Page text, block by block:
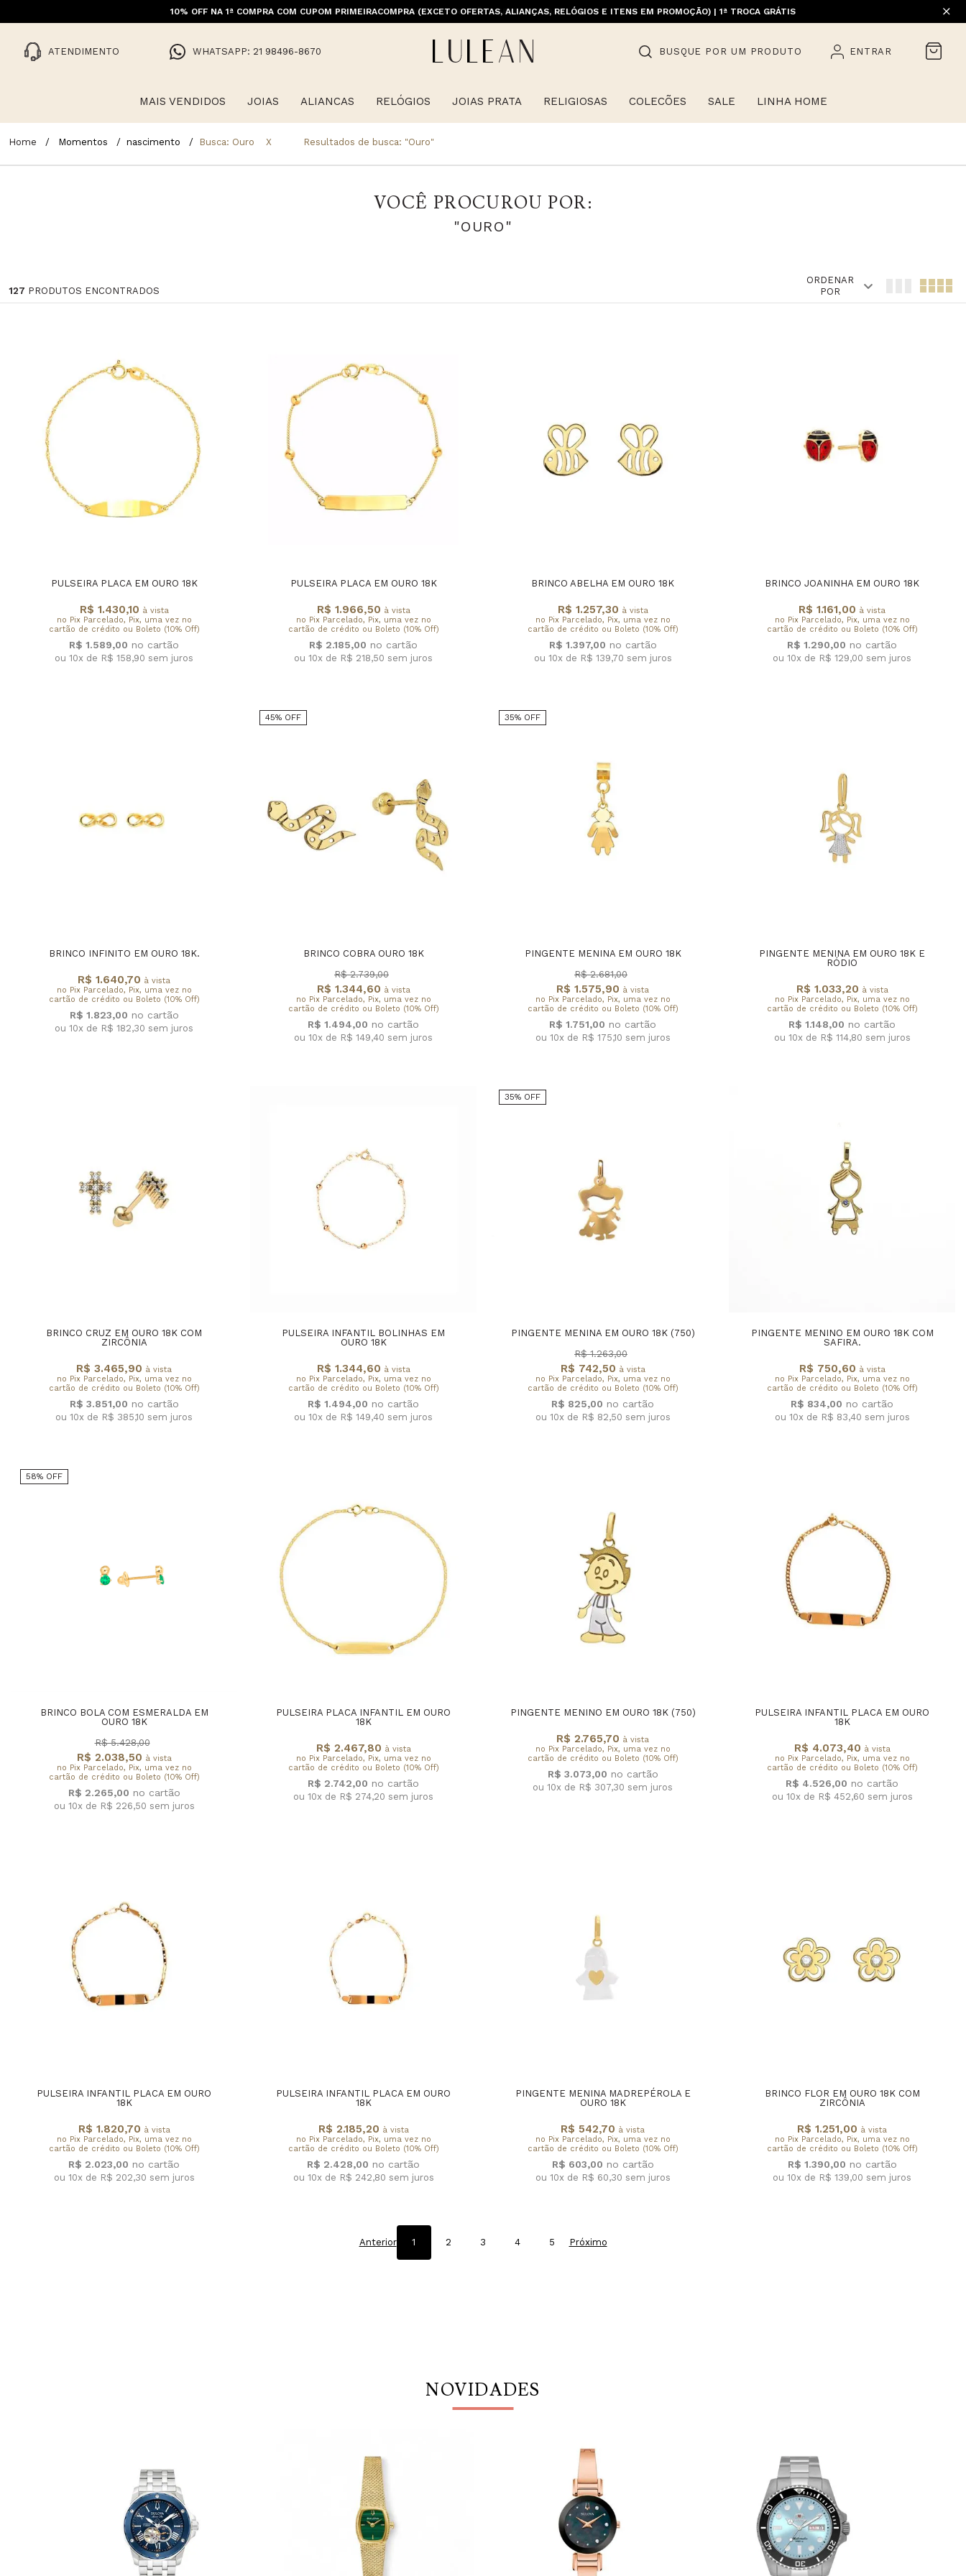
10% OFF NA 1ª COMPRA COM CUPOM PRIMEIRACOMPRA (EXCETO OFERTAS, ALIANÇAS, RELÓGIOS E ITENS EM PROMOÇÃO) | 1ª TROCA GRÁTIS
ATENDIMENTO WHATSAPP: 21 98496-8670 BUSQUE POR UM PRODUTO ENTRAR
MAIS VENDIDOS JOIAS ALIANCAS RELÓGIOS JOIAS PRATA RELIGIOSAS COLECÕES SALE LINHA HOME
Momentos nascimento Busca: Ouro X Resultados de busca: "ouro"
VOCÊ PROCUROU POR:
"OURO"
127 PRODUTOS ENCONTRADOS
ORDENAR
POR
PULSEIRA PLACA EM OURO 18K
R$ 1.430,10 à vista
no Pix Parcelado, Pix, uma vez no
cartão de crédito ou Boleto (10% Off)
R$ 1.589,00
ou 10x de R$ 158,90 sem juros
PULSEIRA PLACA EM OURO 18K
R$ 1.966,50 à vista
no Pix Parcelado, Pix, uma vez no
cartão de crédito ou Boleto (10% Off)
R$ 2.185,00
ou 10x de R$ 218,50 sem juros
BRINCO ABELHA EM OURO 18K
R$ 1.257,30 à vista
no Pix Parcelado, Pix, uma vez no
cartão de crédito ou Boleto (10% Off)
R$ 1.397,00
ou 10x de R$ 139,70 sem juros
BRINCO JOANINHA EM OURO 18K
R$ 1.161,00 à vista
no Pix Parcelado, Pix, uma vez no
cartão de crédito ou Boleto (10% Off)
R$ 1.290,00
ou 10x de R$ 129,00 sem juros
BRINCO INFINITO EM OURO 18K.
R$ 1.640,70 à vista
no Pix Parcelado, Pix, uma vez no
cartão de crédito ou Boleto (10% Off)
R$ 1.823,00
ou 10x de R$ 182,30 sem juros
45% OFF
BRINCO COBRA OURO 18K
R$ 1.344,60 à vista
no Pix Parcelado, Pix, uma vez no
cartão de crédito ou Boleto (10% Off)
R$ 2.739,00
R$ 1.494,00
ou 10x de R$ 149,40 sem juros
35% OFF
PINGENTE MENINA EM OURO 18K
R$ 1.575,90 à vista
no Pix Parcelado, Pix, uma vez no
cartão de crédito ou Boleto (10% Off)
R$ 2.681,00
R$ 1.751,00
ou 10x de R$ 175,10 sem juros
PINGENTE MENINA EM OURO 18K E
RÓDIO
R$ 1.033,20 à vista
no Pix Parcelado, Pix, uma vez no
cartão de crédito ou Boleto (10% Off)
R$ 1.148,00
ou 10x de R$ 114,80 sem juros
BRINCO CRUZ EM OURO 18K COM
ZIRCÔNIA
R$ 3.465,90 à vista
no Pix Parcelado, Pix, uma vez no
cartão de crédito ou Boleto (10% Off)
R$ 3.851,00
ou 10x de R$ 385,10 sem juros
PULSEIRA INFANTIL BOLINHAS EM
OURO 18K
R$ 1.344,60 à vista
no Pix Parcelado, Pix, uma vez no
cartão de crédito ou Boleto (10% Off)
R$ 1.494,00
ou 10x de R$ 149,40 sem juros
35% OFF
PINGENTE MENINA EM OURO 18K (750)
R$ 742,50 à vista
no Pix Parcelado, Pix, uma vez no
cartão de crédito ou Boleto (10% Off)
R$ 1.263,00
R$ 825,00
ou 10x de R$ 82,50 sem juros
PINGENTE MENINO EM OURO 18K COM
SAFIRA.
R$ 750,60 à vista
no Pix Parcelado, Pix, uma vez no
cartão de crédito ou Boleto (10% Off)
R$ 834,00
ou 10x de R$ 83,40 sem juros
58% OFF
BRINCO BOLA COM ESMERALDA EM
OURO 18K
R$ 2.038,50 à vista
no Pix Parcelado, Pix, uma vez no
cartão de crédito ou Boleto (10% Off)
R$ 5.428,00
R$ 2.265,00
ou 10x de R$ 226,50 sem juros
PULSEIRA PLACA INFANTIL EM OURO
18K
R$ 2.467,80 à vista
no Pix Parcelado, Pix, uma vez no
cartão de crédito ou Boleto (10% Off)
R$ 2.742,00
ou 10x de R$ 274,20 sem juros
PINGENTE MENINO EM OURO 18K (750)
R$ 2.765,70 à vista
no Pix Parcelado, Pix, uma vez no
cartão de crédito ou Boleto (10% Off)
R$ 3.073,00
ou 10x de R$ 307,30 sem juros
PULSEIRA INFANTIL PLACA EM OURO
18K
R$ 4.073,40 à vista
no Pix Parcelado, Pix, uma vez no
cartão de crédito ou Boleto (10% Off)
R$ 4.526,00
ou 10x de R$ 452,60 sem juros
PULSEIRA INFANTIL PLACA EM OURO
18K
R$ 1.820,70 à vista
no Pix Parcelado, Pix, uma vez no
cartão de crédito ou Boleto (10% Off)
R$ 2.023,00
ou 10x de R$ 202,30 sem juros
PULSEIRA INFANTIL PLACA EM OURO
18K
R$ 2.185,20 à vista
no Pix Parcelado, Pix, uma vez no
cartão de crédito ou Boleto (10% Off)
R$ 2.428,00
ou 10x de R$ 242,80 sem juros
PINGENTE MENINA MADREPÉROLA E
OURO 18K
R$ 542,70 à vista
no Pix Parcelado, Pix, uma vez no
cartão de crédito ou Boleto (10% Off)
R$ 603,00
ou 10x de R$ 60,30 sem juros
BRINCO FLOR EM OURO 18K COM
ZIRCÔNIA
R$ 1.251,00 à vista
no Pix Parcelado, Pix, uma vez no
cartão de crédito ou Boleto (10% Off)
R$ 1.390,00
ou 10x de R$ 139,00 sem juros
Anterior 1 2 3 4 5 Próximo
NOVIDADES